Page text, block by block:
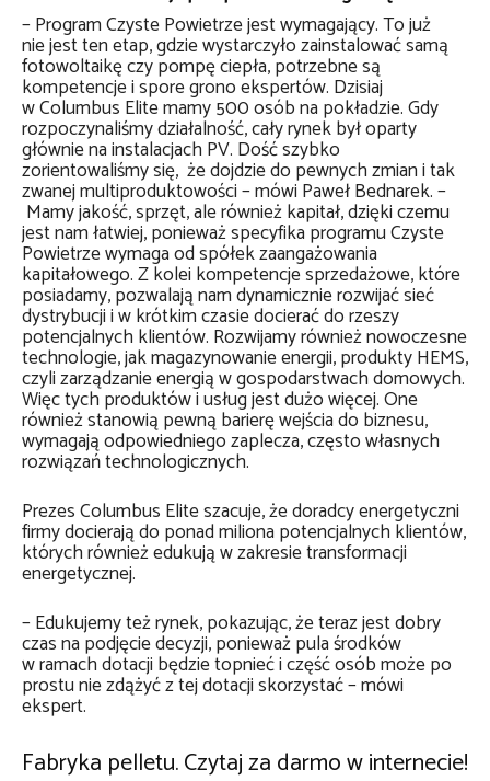
– Program Czyste Powietrze jest wymagający. To już
nie jest ten etap, gdzie wystarczyło zainstalować samą
fotowoltaikę czy pompę ciepła, potrzebne są
kompetencje i spore grono ekspertów. Dzisiaj
w Columbus Elite mamy 500 osób na pokładzie. Gdy
rozpoczynaliśmy działalność, cały rynek był oparty
głównie na instalacjach PV. Dość szybko
zorientowaliśmy się, że dojdzie do pewnych zmian i tak
zwanej multiproduktowości – mówi Paweł Bednarek. –
Mamy jakość, sprzęt, ale również kapitał, dzięki czemu
jest nam łatwiej, ponieważ specyfika programu Czyste
Powietrze wymaga od spółek zaangażowania
kapitałowego. Z kolei kompetencje sprzedażowe, które
posiadamy, pozwalają nam dynamicznie rozwijać sieć
dystrybucji i w krótkim czasie docierać do rzeszy
potencjalnych klientów. Rozwijamy również nowoczesne
technologie, jak magazynowanie energii, produkty HEMS,
czyli zarządzanie energią w gospodarstwach domowych.
Więc tych produktów i usług jest dużo więcej. One
również stanowią pewną barierę wejścia do biznesu,
wymagają odpowiedniego zaplecza, często własnych
rozwiązań technologicznych.
Prezes Columbus Elite szacuje, że doradcy energetyczni
firmy docierają do ponad miliona potencjalnych klientów,
których również edukują w zakresie transformacji
energetycznej.
– Edukujemy też rynek, pokazując, że teraz jest dobry
czas na podjęcie decyzji, ponieważ pula środków
w ramach dotacji będzie topnieć i część osób może po
prostu nie zdążyć z tej dotacji skorzystać – mówi
ekspert.
Fabryka pelletu. Czytaj za darmo w internecie!